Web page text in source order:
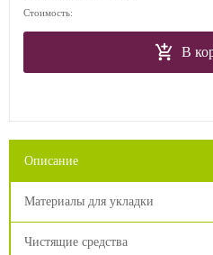
Стоимость:
В
Описание
Материалы для укладки
Чистящие средства